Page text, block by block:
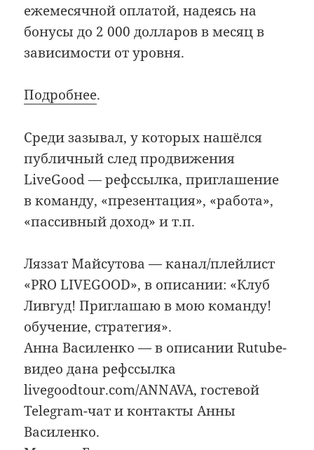
ежемесячной оплатой, надеясь на
бонусы до 2 000 долларов в месяц в
зависимости от уровня.
Подробнее.
Среди зазывал, у которых нашёлся
публичный след продвижения
LiveGood — рефссылка, приглашение
в команду, «презентация», «работа»,
«пассивный доход» и т.п.
Ляззат Майсутова — канал/плейлист
«PRO LIVEGOOD», в описании: «Клуб
Ливгуд! Приглашаю в мою команду!
обучение, стратегия».
Анна Василенко — в описании Rutube-
видео дана рефссылка
livegoodtour.com/ANNAVA, гостевой
Telegram-чат и контакты Анны
Василенко.